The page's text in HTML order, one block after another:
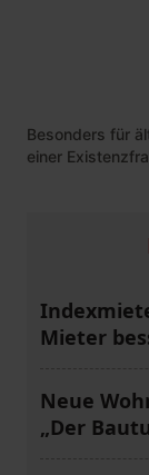
Besonders für
einer
Mieter
Neue
„Der